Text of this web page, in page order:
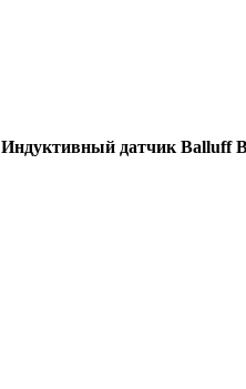
Индуктивный датчик Balluff